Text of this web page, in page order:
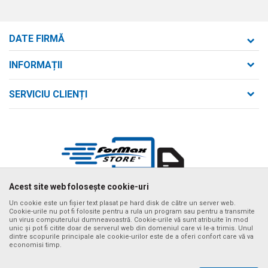
DATE FIRMĂ
strada Bld. Mihai Viteazul nr. 169/B
birou@formaxstore.ro
Cont
Banca Comerciala Romana RO56RNCB0214115029790001
CIF
RO14340592
INFORMAȚII
SERVICIU CLIENȚI
Cum se achiziționează
Metode de plată
Termeni de livrare
Timpii de livrare cu vehiculul nostru
Ne străduim să fim cât mai preciși posibil în descrierile produselor,
afișarea imaginilor și prețurile, dar nu putem garanta că toate informațiile
sunt complete și fără erori. Toate articolele afișate pe site fac parte din
oferta noastră și nu înseamnă că sunt disponibile în orice moment. Puteți
verifica disponibilitatea produselor apelând numărul de asistență al
Acest site web folosește cookie-uri
Un cookie este un fișier text plasat pe hard disk de către un server web.
Cookie-urile nu pot fi folosite pentru a rula un program sau pentru a transmite
un virus computerului dumneavoastră. Cookie-urile vă sunt atribuite în mod
unic și pot fi citite doar de serverul web din domeniul care vi le-a trimis. Unul
dintre scopurile principale ale cookie-urilor este de a oferi confort care vă va
economisi timp.